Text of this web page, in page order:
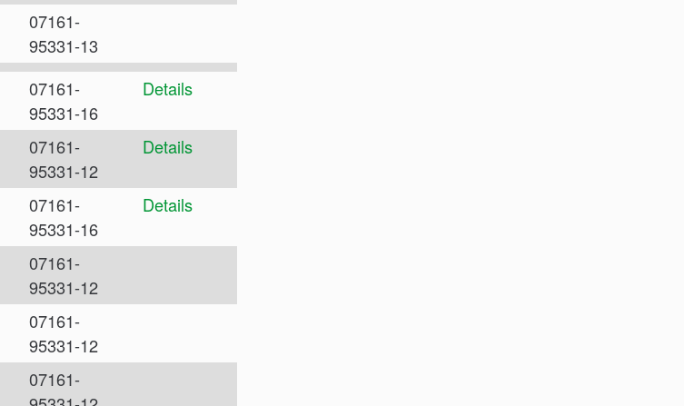
07161-
95331-13
07161-
95331-16
Details
07161-
95331-12
Details
07161-
95331-16
Details
07161-
95331-12
07161-
95331-12
07161-